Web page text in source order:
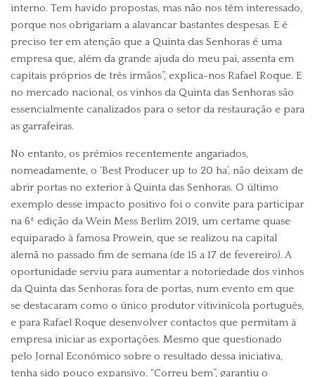
interno. Tem havido propostas, mas não nos têm interessado,
porque nos obrigariam a alavancar bastantes despesas. E é
preciso ter em atenção que a Quinta das Senhoras é uma
empresa que, além da grande ajuda do meu pai, assenta em
capitais próprios de três irmãos”, explica-nos Rafael Roque. E
no mercado nacional, os vinhos da Quinta das Senhoras são
essencialmente canalizados para o setor da restauração e para
as garrafeiras.
No entanto, os prémios recentemente angariados,
nomeadamente, o ‘Best Producer up to 20 ha’, não deixam de
abrir portas no exterior à Quinta das Senhoras. O último
exemplo desse impacto positivo foi o convite para participar
na 6ª edição da Wein Mess Berlim 2019, um certame quase
equiparado à famosa Prowein, que se realizou na capital
alemã no passado fim de semana (de 15 a 17 de fevereiro). A
oportunidade serviu para aumentar a notoriedade dos vinhos
da Quinta das Senhoras fora de portas, num evento em que
se destacaram como o único produtor vitivinícola português,
e para Rafael Roque desenvolver contactos que permitam à
empresa iniciar as exportações. Mesmo que questionado
pelo Jornal Económico sobre o resultado dessa iniciativa,
tenha sido pouco expansivo. “Correu bem”, garantiu o